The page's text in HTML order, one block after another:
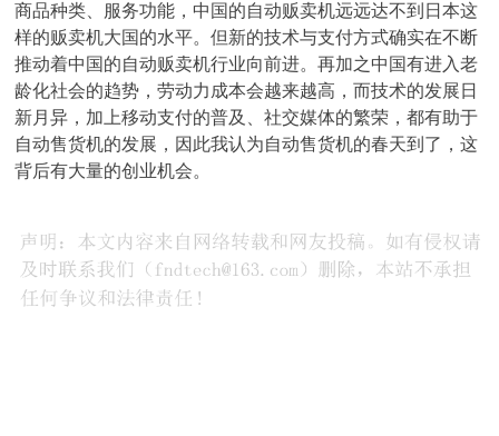
商品种类、服务功能，中国的自动贩卖机远远达不到日本这
样的贩卖机大国的水平。但新的技术与支付方式确实在不断
推动着中国的自动贩卖机行业向前进。再加之中国有进入老
龄化社会的趋势，劳动力成本会越来越高，而技术的发展日
新月异，加上移动支付的普及、社交媒体的繁荣，都有助于
自动售货机的发展，因此我认为自动售货机的春天到了，这
背后有大量的创业机会。